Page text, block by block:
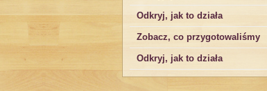
Odkryj, jak to działa
Zobacz, co przygotowaliśmy
Odkryj, jak to działa